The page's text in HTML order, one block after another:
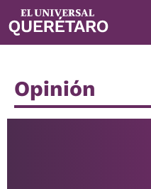
Opinión